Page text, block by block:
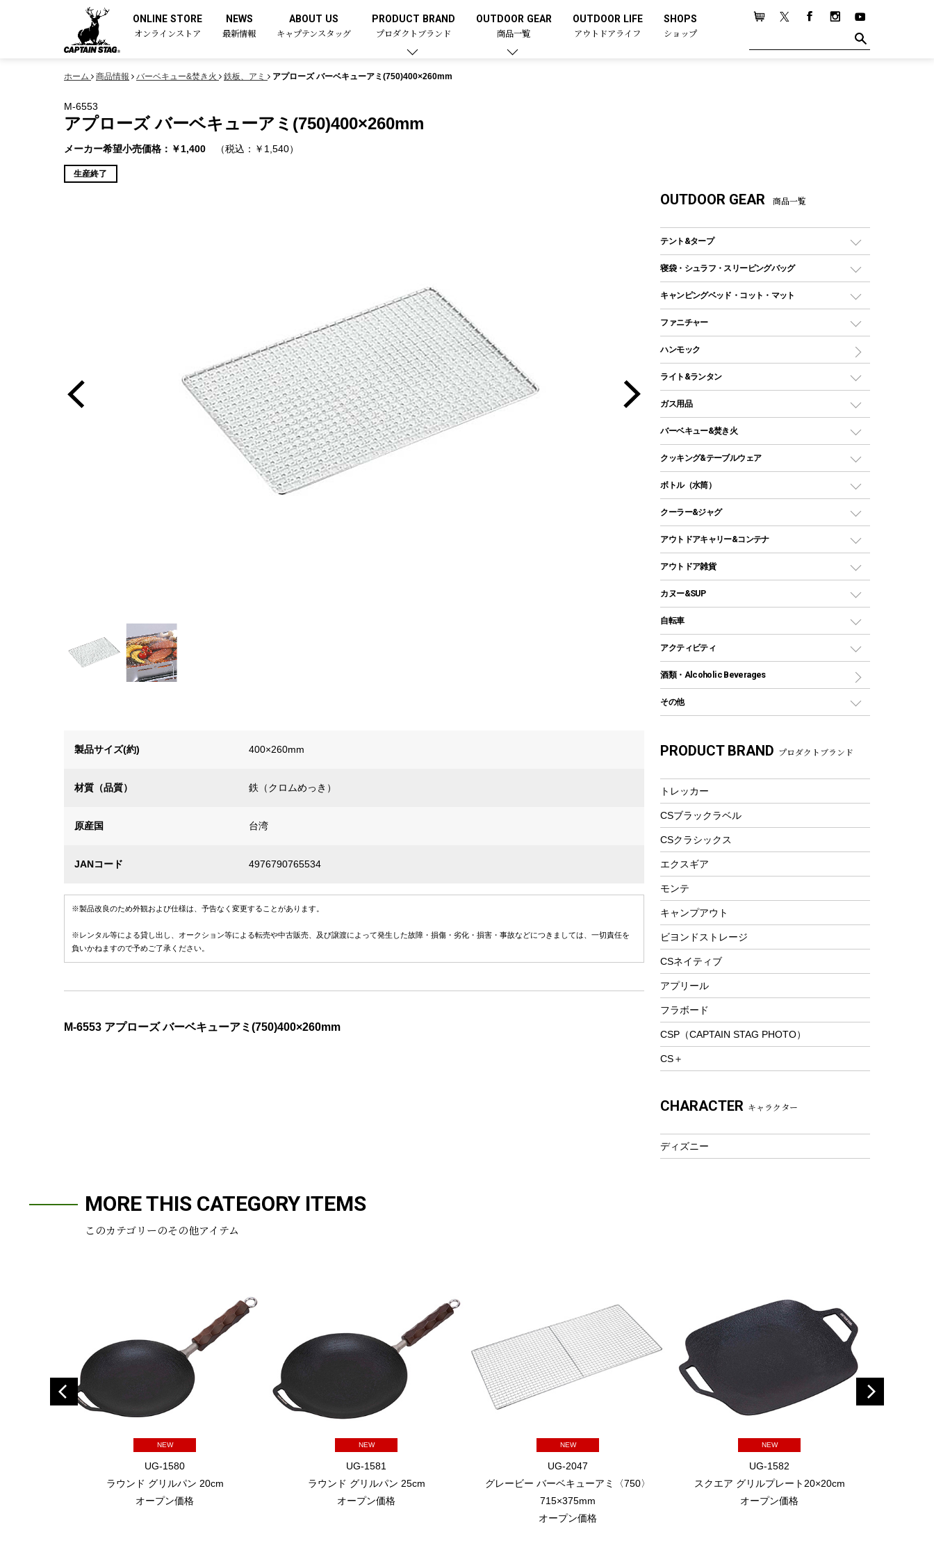
ONLINE STORE
オンラインストア
NEWS
最新情報
ABOUT US
キャプテンスタッグ
PRODUCT BRAND
プロダクトブランド
OUTDOOR GEAR
商品一覧
OUTDOOR LIFE
アウトドアライフ
SHOPS
ショップ
ホーム 商品情報 バーベキュー&焚き火 鉄板、アミ アプローズ バーベキューアミ(750)400×260mm
M-6553
アプローズ バーベキューアミ(750)400×260mm
メーカー希望小売価格：￥1,400 （税込：￥1,540）
生産終了
製品サイズ(約) 400×260mm
材質（品質） 鉄（クロムめっき）
原産国 台湾
JANコード 4976790765534
※製品改良のため外観および仕様は、予告なく変更することがあります。
※レンタル等による貸し出し、オークション等による転売や中古販売、及び譲渡によって発生した故障・損傷・劣化・損害・事故などにつきましては、一切責任を
負いかねますので予めご了承ください。
M-6553 アプローズ バーベキューアミ(750)400×260mm
OUTDOOR GEAR 商品一覧
テント&タープ
テント
ツールームテント
ワンポールテント
シェルターテント
ソロテント
ロッジ型・オリジナルテント
タープ
スクエアタープ（レクタタープ）
メッシュタープ
自立式タープ
パラソル
テントアクセサリー
ペグ
ポール
グランドシート
ツール
寝袋・シュラフ・スリーピングバッグ
レクタングラー型（封筒型）シュラフ
インナーシュラフ
キャンピングベッド・コット・マット
キャンピングベッド・コット
インフレータブルマット
ファニチャー
アウトドアテーブル
レジャーシート
ハンモック
ライト&ランタン
LEDランタン
ガスランタン
オイルランタン
LEDライト
ヘッドライト
キャンドル
ガス用品
ガスバーナー
ガス缶
ガストーチ、ライター
バーベキュー&焚き火
バーベキューコンロ、グリル
焚き火台タイプ（ロースタイル）グリル
卓上タイプグリル
パーティータイプグリル
ソロキャンプ用グリル
鉄板、アミ
焚き火台&ストーブ
火起こし
バーベキューツール
燃料・着火剤・炭
クッキング&テーブルウェア
ダッチオーブン
ホットサンドメーカー
クッカーセット
シェラカップ
クッキングツール
ナイフ
カトラリー
マグカップ、カップ
フードボトル
コーヒー&ミル
トレー
ランチョンマット
ランチボックス
ピクニックセット
ボトル（水筒）
ステンレスボトル
コップ付きタイプ
ワンタッチタイプ
プラスチックボトル
ディズニーボトル
クーラー&ジャグ
クーラーボックス
クーラーバッグ
ウォータージャグ
保冷剤
アウトドアキャリー&コンテナ
アウトドアキャリー
アウトドア雑貨
バックパック&バッグ
リュック、バックパック
トートバッグ、サコッシュ
ショッピングキャリー
その他アウトドア雑貨
レイン
ツール、他
カヌー&SUP
インフレータブル
カヤック
パドル
ヘルメット
アクセサリー
自転車
折りたたみ自転車
スポーツサイクル
シティサイクル
自転車用アクセサリー
自転車ウェア
アクティビティ
マリン
ラッシュガード
テント
フローティングベスト
ヘルメット
エアーポンプ
ウィンター
防寒ウェア
ツール&アクセサリー
トレッキング
トレッキングステッキ
プレイグッズ
ウェルネス
フィットネス
アクセサリー
酒類・Alcoholic Beverages
その他
湯たんぽ
PRODUCT BRAND プロダクトブランド
トレッカー
CSブラックラベル
CSクラシックス
エクスギア
モンテ
キャンプアウト
ビヨンドストレージ
CSネイティブ
アプリール
フラボード
CSP（CAPTAIN STAG PHOTO）
CS＋
CHARACTER キャラクター
ディズニー
MORE THIS CATEGORY ITEMS
このカテゴリーのその他アイテム
NEW
UG-1580
ラウンド グリルパン 20cm
オープン価格
NEW
UG-1581
ラウンド グリルパン 25cm
オープン価格
NEW
UG-2047
グレービー バーベキューアミ〈750〉
715×375mm
オープン価格
NEW
UG-1582
スクエア グリルプレート20×20cm
オープン価格